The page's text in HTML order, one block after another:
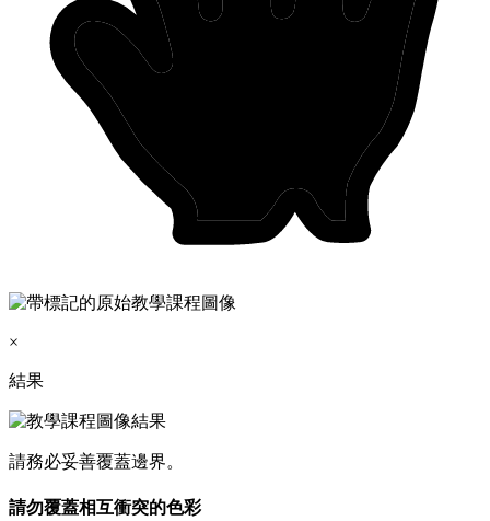
×
結果
請務必妥善覆蓋邊界。
請勿覆蓋相互衝突的色彩